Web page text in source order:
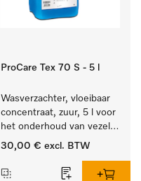
ProCare Tex 70 S - 5 l
Wasverzachter, vloeibaar
concentraat, zuur, 5 l voor
het onderhoud van vezels
zodat het textiel lang
30,00 € excl. BTW